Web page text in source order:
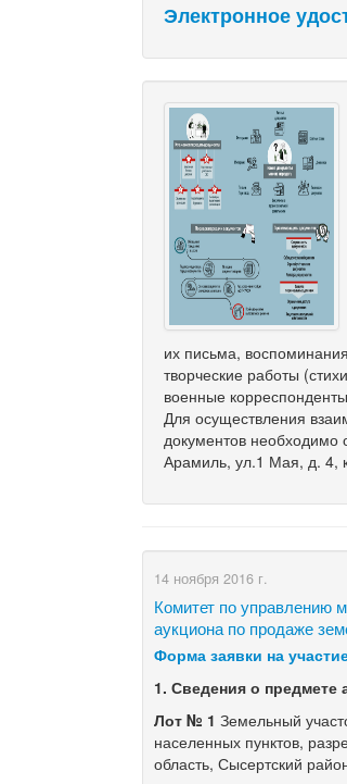
Электронное
их письма,
творческие работы
военные
Для осуществления
документов необходимо
Арамиль, ул.1 Мая, д. 4,
14 ноября 2016 г.
Комитет по управлению
аукциона по продаже
Форма заявки на
1.Сведения о предмете
Лот № 1 Земельный
населенных пунктов,
область, Сысертский